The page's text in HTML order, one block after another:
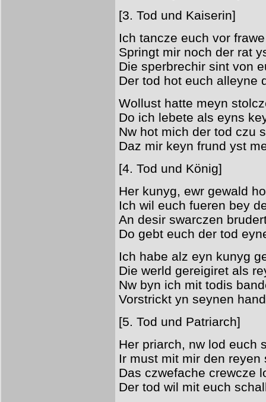
[3. Tod und Kaiserin]
Ich tancze euch vor
Springt mir noch der rat
Die sperbrechir sint von
Der tod hot euch alleyne
Wollust hatte meyn
Do ich lebete als eyns
Nw hot mich der tod czu
Daz mir keyn frund yst
[4. Tod und König]
Her kunyg, ewr gewald
Ich wil euch fueren bey
An desir swarczen
Do gebt euch der tod
Ich habe alz eyn kunyg
Die werld gereigiret als
Nw byn ich mit todis
Vorstrickt yn seynen
[5. Tod und Patriarch]
Her priarch, nw lod euch
Ir must mit mir den reyen
Das czwefache crewcze
Der tod wil mit euch